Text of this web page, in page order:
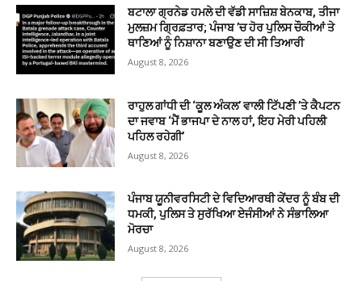
ਬਟਾਲਾ ਗ੍ਰਨੇਡ ਹਮਲੇ ਦੀ ਵੱਡੀ ਸਾਜ਼ਿਸ਼ ਬੇਨਕਾਬ, ਤੀਜਾ
ਮੁਲਜ਼ਮ ਗ੍ਰਿਫ਼ਤਾਰ; ਪੰਜਾਬ ’ਚ ਹੋਰ ਪੁਲਿਸ ਚੌਕੀਆਂ ਤੇ
ਥਾਣਿਆਂ ਨੂੰ ਨਿਸ਼ਾਨਾ ਬਣਾਉਣ ਦੀ ਸੀ ਤਿਆਰੀ
August 8, 2026
ਰਾਹੁਲ ਗਾਂਧੀ ਦੀ ‘ਕੂਲ ਅੰਕਲ’ ਵਾਲੀ ਟਿੱਪਣੀ ’ਤੇ ਕੈਪਟਨ
ਦਾ ਜਵਾਬ ‘ਮੈਂ ਭਾਜਪਾ ਦੇ ਨਾਲ ਹਾਂ, ਇਹ ਮੇਰੀ ਪਹਿਲੀ
ਪਹਿਲ ਰਹੇਗੀ’
August 8, 2026
ਪੰਜਾਬ ਯੂਨੀਵਰਸਿਟੀ ਦੇ ਵਿਦਿਆਰਥੀ ਕੇਂਦਰ ਨੂੰ ਬੰਬ ਦੀ
ਧਮਕੀ, ਪੁਲਿਸ ਤੇ ਸੁਰੱਖਿਆ ਏਜੰਸੀਆਂ ਨੇ ਸੰਭਾਲਿਆ
ਮੋਰਚਾ
August 8, 2026